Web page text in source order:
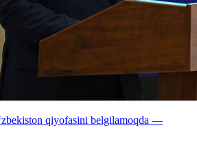
qiyofasini belgilamoqda —